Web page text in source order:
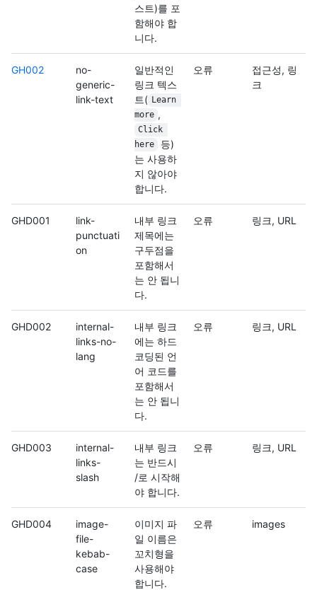
스트)를 포
함해야 합
니다.
GH002
no-
generic-
link-text
일반적인
링크 텍스
트( Learn
more ,
Click
here
등)
는 사용하
지 않아야
합니다.
오류
접근성, 링
크
GHD001
link-
punctuati
on
내부 링크
제목에는
구두점을
포함해서
는 안 됩니
다.
오류 링크, URL
GHD002
internal-
links-no-
lang
내부 링크
에는 하드
코딩된 언
어 코드를
포함해서
는 안 됩니
다.
오류 링크, URL
GHD003
internal-
links-
slash
내부 링크
는 반드시
/로 시작해
야 합니다.
오류 링크, URL
GHD004
image-
file-
kebab-
case
이미지 파
일 이름은
꼬치형을
사용해야
합니다.
오류 images